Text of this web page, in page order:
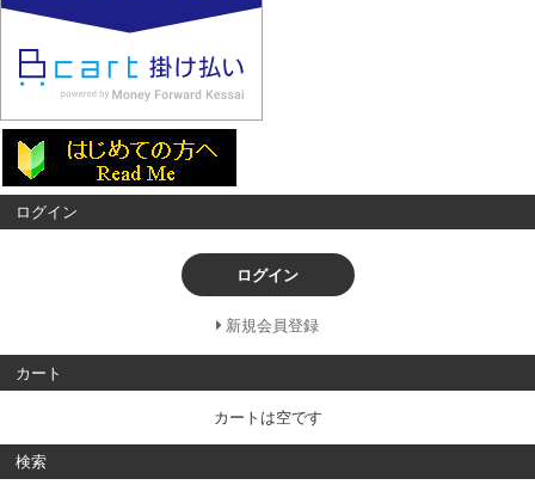
ログイン
ログイン
新規会員登録
カート
カートは空です
検索